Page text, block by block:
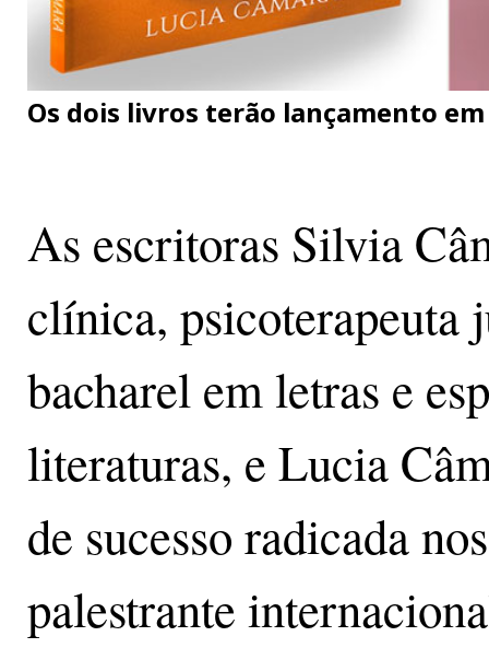
Os dois livros terão lançamento
As escritoras Silvia
clínica, psicoterapeuta
bacharel em letras e
literaturas, e Lucia
de sucesso radicada
palestrante